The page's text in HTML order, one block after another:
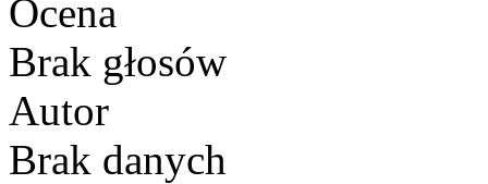
Ocena
Brak głosów
Autor
Brak danych